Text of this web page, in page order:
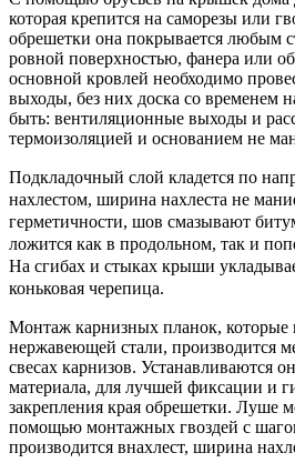
которая крепится на саморезы или
обрешетки она покрывается любым
ровной поверхностью, фанера или
основной кровлей необходимо
выходы, без них доска со временем
быть: вентиляционные выходы и
термоизоляцией и основанием не
Подкладочный слой кладется по
нахлестом, ширина нахлеста не
герметичности, шов смазывают
ложится как в продольном, так и
На сгибах и стыках крыши
коньковая черепица.
Монтаж карнизных планок, которые
нержавеющей стали, производится
свесах карнизов. Устанавливаются
материала, для лучшей фиксации и
закрепления края обрешетки. Луше
помощью монтажных гвоздей с
производится внахлест, ширина